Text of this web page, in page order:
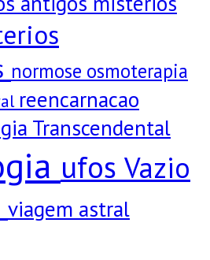
normose osmoterapia
reencarnacao
Transcendental
ufos Vazio
viagem astral